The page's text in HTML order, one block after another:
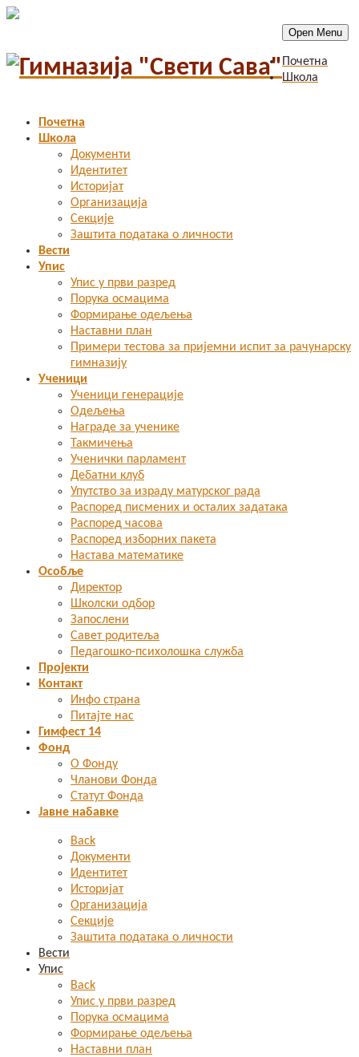
Почетна
Школа
Документи
Идентитет
Историјат
Организација
Секције
Заштита података о личности
Вести
Упис
Упис у први разред
Порука осмацима
Формирање одељења
Наставни план
Примери тестова за пријемни испит за рачунарску
гимназију
Ученици
Ученици генерације
Одељења
Награде за ученике
Такмичења
Ученички парламент
Дебатни клуб
Упутство за израду матурског рада
Распоред писмених и осталих задатака
Распоред часова
Распоред изборних пакета
Настава математике
Особље
Директор
Школски одбор
Запослени
Савет родитеља
Педагошко-психолошка служба
Пројекти
Контакт
Инфо страна
Питајте нас
Гимфест 14
Фонд
О Фонду
Чланови Фонда
Статут Фонда
Јавне набавке
Open Menu
Почетна
Школа
Back
Документи
Идентитет
Историјат
Организација
Секције
Заштита података о личности
Вести
Упис
Back
Упис у први разред
Порука осмацима
Формирање одељења
Наставни план